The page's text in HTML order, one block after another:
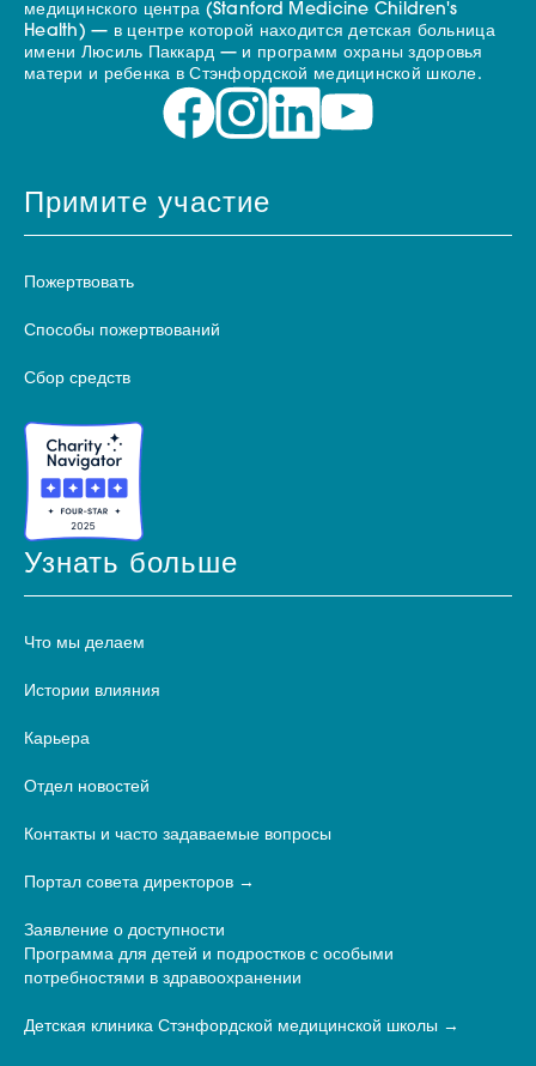
медицинского центра (Stanford Medicine Children's
Health) — в центре которой находится детская больница
имени Люсиль Паккард — и программ охраны здоровья
матери и ребенка в Стэнфордской медицинской школе.
Примите участие
Пожертвовать
Способы пожертвований
Сбор средств
Узнать больше
Что мы делаем
Истории влияния
Карьера
Отдел новостей
Контакты и часто задаваемые вопросы
Портал совета директоров
Заявление о доступности
Программа для детей и подростков с особыми
потребностями в здравоохранении
Детская клиника Стэнфордской медицинской школы